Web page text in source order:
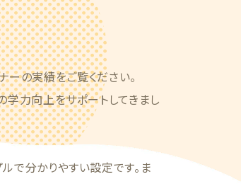
の実績をご覧ください。
力向上をサポートしてきまし
で分かりやすい設定です。ま